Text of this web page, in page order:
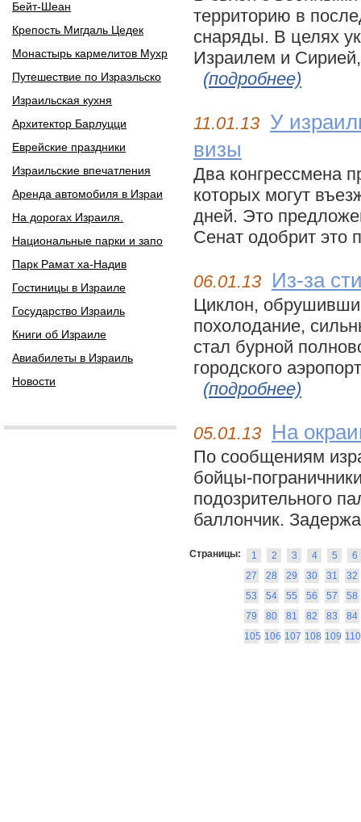
Бейт-Шеан
Крепость Мигдаль Цедек
Монастырь кармелитов Мухр
Путешествие по Израэльско
Израильская кухня
Архитектор Барлуцци
Еврейские праздники
Израильские впечатления
Аренда автомобиля в Израи
На дорогах Израиля.
Национальные парки и запо
Парк Рамат ха-Надив
Гостиницы в Израиле
Государство Израиль
Книги об Израиле
Авиабилеты в Израиль
Новости
территорию в
снаряды. В целях
Израилем и Сирией,
(подробнее)
11.01.13 У
визы
Два конгрессмена
которых могут
дней. Это
Сенат одобрит это
06.01.13 Из-за
Циклон,
похолодание,
стал бурной
городского
(подробнее)
05.01.13 На
По сообщениям
бойцы-
подозрительного
баллончик.
Страницы: 1 2 3 4 5
6
27
28 29 30 31
32
53
54 55 56 57
58
79
80 81 82 83
84
105 106 107 108 109 110